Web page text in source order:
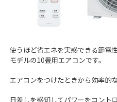
使うほど省エネを実感できる節電
モデルの10畳用エアコンです。
エアコンをつけたときから効率的
日差しを感知してパワーをコント